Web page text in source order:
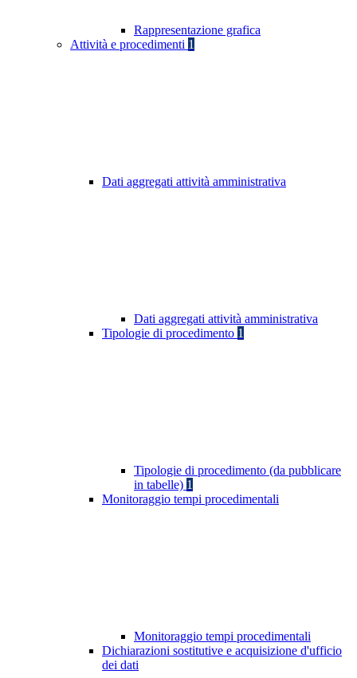
Rappresentazione grafica
Attività e procedimenti 1
Dati aggregati attività amministrativa
Dati aggregati attività amministrativa
Tipologie di procedimento 1
Tipologie di procedimento (da pubblicare
in tabelle) 1
Monitoraggio tempi procedimentali
Monitoraggio tempi procedimentali
Dichiarazioni sostitutive e acquisizione d'ufficio
dei dati